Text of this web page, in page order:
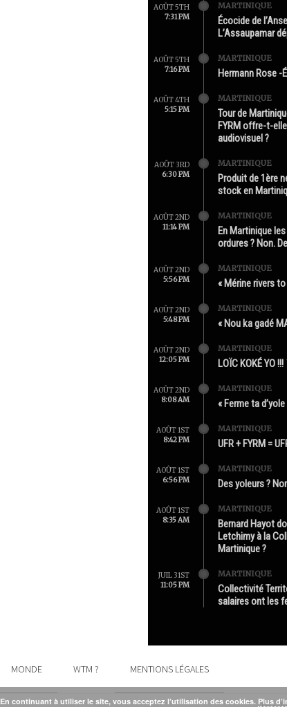
AOÛT 5TH
7:31 PM
MARTINIQUE
Écocide de
L’Assaupamar
AOÛT 5TH
7:16 PM
MARTINIQUE
Hermann Rose -
AOÛT 4TH
5:15 PM
MARTINIQUE
Tour de
FYRM offre-t-
audiovisuel ?
AOÛT 3RD
6:30 PM
MARTINIQUE
Produit de 1ère
stock en
AOÛT 2ND
11:14 PM
MARTINIQUE
En Martinique
ordures ? Non.
AOÛT 2ND
5:56 PM
MARTINIQUE
« Mérine rivers
AOÛT 2ND
5:48 PM
MARTINIQUE
« Nou ka gadé
AOÛT 2ND
12:05 PM
MARTINIQUE
LOÏC KOKÉ YO !!!
AOÛT 2ND
8:08 AM
MARTINIQUE
« Ferme ta d’yole
AOÛT 1ST
8:42 PM
MARTINIQUE
UFR + FYRM =
AOÛT 1ST
6:56 PM
MARTINIQUE
Des yoleurs ?
AOÛT 1ST
8:35 AM
MARTINIQUE
Bernard Hayot
Letchimy à la
Martinique ?
JUIL 31ST
11:05 PM
MARTINIQUE
Collectivité
salaires ont les
MONDE WTM ? MENTIONS LÉGALES
En continuant à utiliser le site, vous acceptez l’utilisation des cookies. Plus